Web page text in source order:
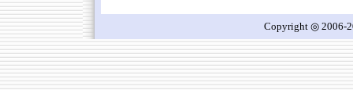
Copyright ◎ 2006-